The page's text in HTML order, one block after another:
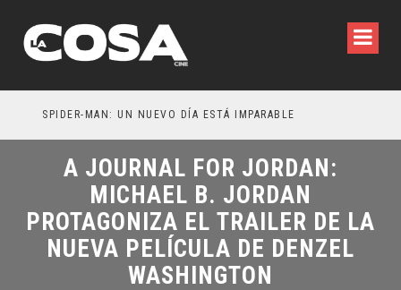
SPIDER-MAN: UN NUEVO DÍA ESTÁ IMPARABLE
A JOURNAL FOR JORDAN:
MICHAEL B. JORDAN
PROTAGONIZA EL TRAILER DE LA
NUEVA PELÍCULA DE DENZEL
WASHINGTON